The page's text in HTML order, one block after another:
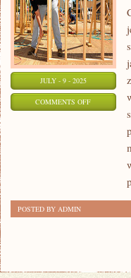
JULY - 9 - 2025
COMMENTS OFFON
POSTED BY ADMIN